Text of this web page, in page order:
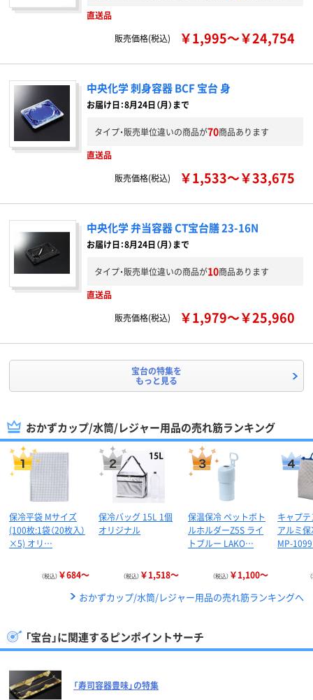
直送品
販売価格(税込)
￥1,995～￥24,754
中央化学 刺身容器 BCF 宝台 身
お届け日：8月24日（月）まで
タイプ・販売単位違いの商品が70商品あります
直送品
販売価格(税込)
￥1,533～￥33,675
中央化学 弁当容器 CT宝台膳 23-16N
お届け日：8月24日（月）まで
タイプ・販売単位違いの商品が10商品あります
直送品
販売価格(税込)
￥1,979～￥25,960
宝台の特集を
もっと見る
おかずカップ/水筒/レジャー用品の売れ筋ランキング
保冷平袋 Mサイズ
(100枚:1袋（20枚入）
×5) オリ…
（税込） ￥684～
保冷バッグ 15L 1個
オリジナル
（税込） ￥1,518～
保温保冷 ペットボト
ルホルダーZ5S ライ
トブルー LAKO…
（税込） ￥1,100～
キャプ
アルミ
MP-
おかずカップ/水筒/レジャー用品の売れ筋ランキングへ
「宝台」に関連するピンポイントサーチ
「寿司容器豊味」の特集